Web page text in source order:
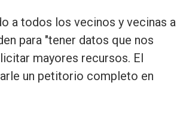
a todos los vecinos y vecinas a
para "tener datos que nos
mayores recursos. El
un petitorio completo en